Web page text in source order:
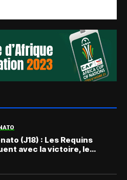
(J18) : Les Requins
avec la victoire, le